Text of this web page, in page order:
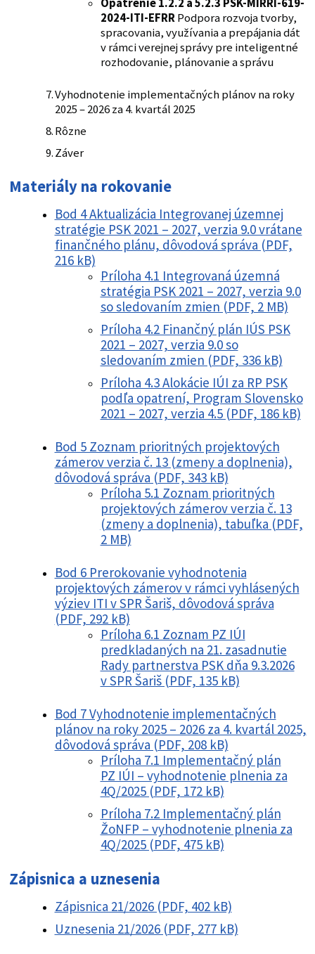
Opatrenie 1.2.2 a 5.2.3 PSK-MIRRI-619-
2024-ITI-EFRRPodpora rozvoja tvorby,
spracovania, využívania a prepájania dát
v rámci verejnej správy pre inteligentné
rozhodovanie, plánovanie a správu
Vyhodnotenie implementačných plánov na roky
2025 – 2026 za 4. kvartál 2025
Rôzne
Záver
Materiály na rokovanie
Bod 4 Aktualizácia Integrovanej územnej
stratégie PSK 2021 – 2027, verzia 9.0 vrátane
finančného plánu, dôvodová správa (PDF,
216 kB)
Príloha 4.1 Integrovaná územná
stratégia PSK 2021 – 2027, verzia 9.0
so sledovaním zmien (PDF, 2 MB)
Príloha 4.2 Finančný plán IÚS PSK
2021 – 2027, verzia 9.0 so
sledovaním zmien (PDF, 336 kB)
Príloha 4.3 Alokácie IÚI za RP PSK
podľa opatrení, Program Slovensko
2021 – 2027, verzia 4.5 (PDF, 186 kB)
Bod 5 Zoznam prioritných projektových
zámerov verzia č. 13 (zmeny a doplnenia),
dôvodová správa (PDF, 343 kB)
Príloha 5.1 Zoznam prioritných
projektových zámerov verzia č. 13
(zmeny a doplnenia), tabuľka (PDF,
2 MB)
Bod 6 Prerokovanie vyhodnotenia
projektových zámerov v rámci vyhlásených
výziev ITI v SPR Šariš, dôvodová správa
(PDF, 292 kB)
Príloha 6.1 Zoznam PZ IÚI
predkladaných na 21. zasadnutie
Rady partnerstva PSK dňa 9.3.2026
v SPR Šariš (PDF, 135 kB)
Bod 7 Vyhodnotenie implementačných
plánov na roky 2025 – 2026 za 4. kvartál 2025,
dôvodová správa (PDF, 208 kB)
Príloha 7.1 Implementačný plán
PZ IÚI – vyhodnotenie plnenia za
4Q/2025 (PDF, 172 kB)
Príloha 7.2 Implementačný plán
ŽoNFP – vyhodnotenie plnenia za
4Q/2025 (PDF, 475 kB)
Zápisnica a uznesenia
Zápisnica 21/2026 (PDF, 402 kB)
Uznesenia 21/2026 (PDF, 277 kB)